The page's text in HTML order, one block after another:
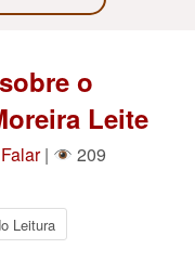
o
Leite
|
209
Leitura